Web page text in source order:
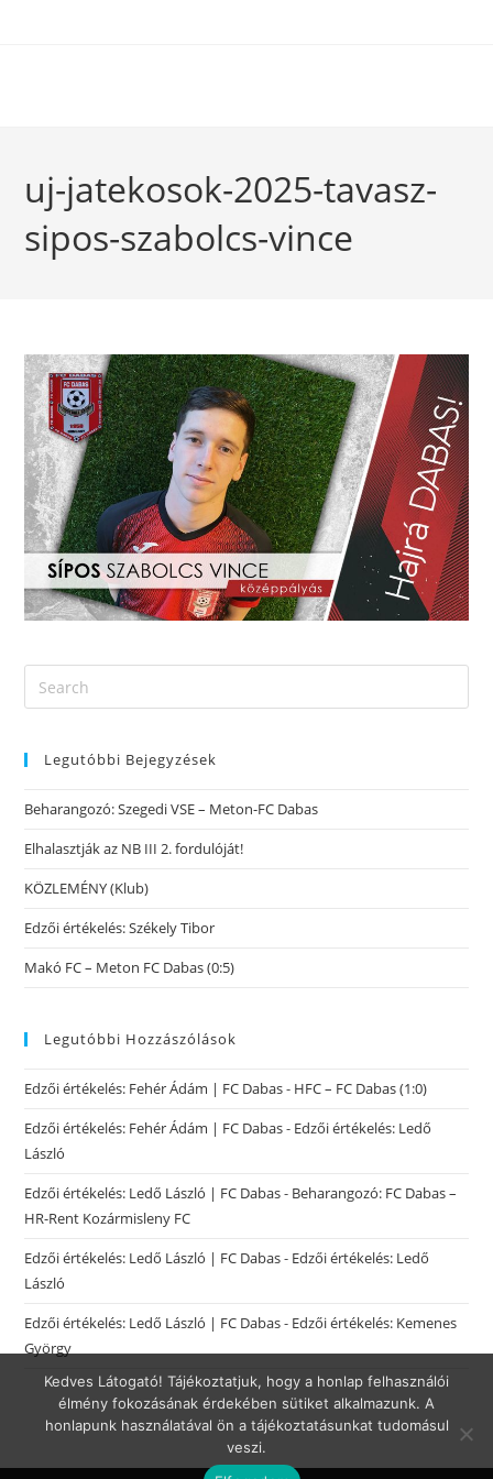
uj-jatekosok-2025-tavasz-
sipos-szabolcs-vince
Legutóbbi Bejegyzések
Beharangozó: Szegedi VSE – Meton-FC Dabas
Elhalasztják az NB III 2. fordulóját!
KÖZLEMÉNY (Klub)
Edzői értékelés: Székely Tibor
Makó FC – Meton FC Dabas (0:5)
Legutóbbi Hozzászólások
Edzői értékelés: Fehér Ádám | FC Dabas- HFC – FC Dabas (1:0)
Edzői értékelés: Fehér Ádám | FC Dabas- Edzői értékelés: Ledő
László
Edzői értékelés: Ledő László | FC Dabas- Beharangozó: FC Dabas –
HR-Rent Kozármisleny FC
Edzői értékelés: Ledő László | FC Dabas- Edzői értékelés: Ledő
László
Edzői értékelés: Ledő László | FC Dabas- Edzői értékelés: Kemenes
György
Kedves Látogató! Tájékoztatjuk, hogy a honlap felhasználói
élmény fokozásának érdekében sütiket alkalmazunk. A
honlapunk használatával ön a tájékoztatásunkat tudomásul
veszi.